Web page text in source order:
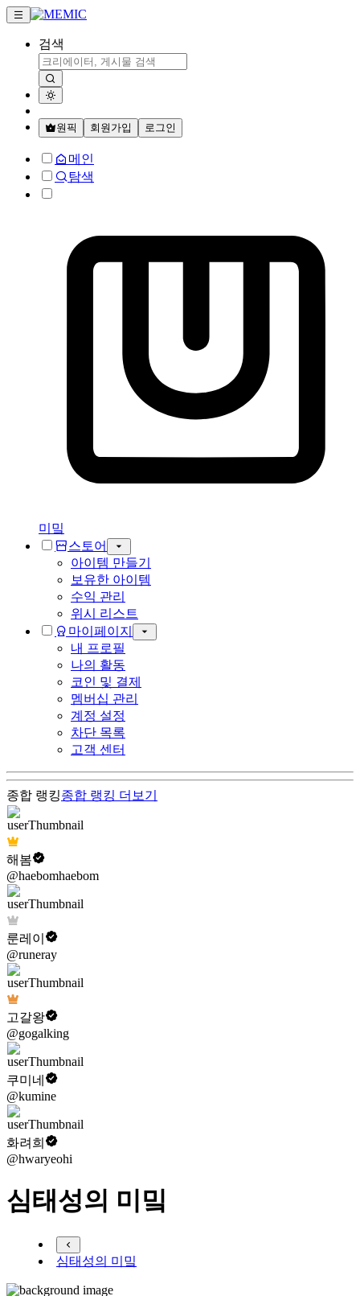
검색
원픽 회원가입 로그인
메인
탐색
미밐
스토어
아이템 만들기
보유한 아이템
수익 관리
위시 리스트
마이페이지
내 프로필
나의 활동
코인 및 결제
멤버십 관리
계정 설정
차단 목록
고객 센터
종합 랭킹종합 랭킹 더보기
해봄
@haebomhaebom
룬레이
@runeray
고갈왕
@gogalking
쿠미네
@kumine
화려희
@hwaryeohi
심태성의 미밐
심태성의 미밐